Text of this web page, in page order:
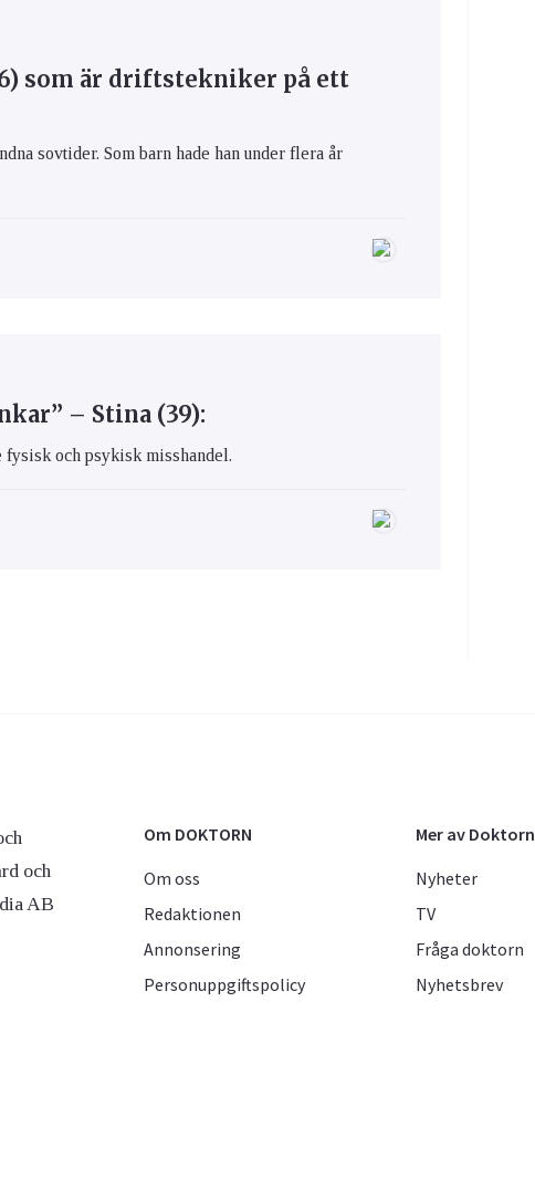
som är driftstekniker på ett
sovtider. Som barn hade han under flera år
– Stina (39):
fysisk och psykisk misshandel.
och
AB
Om DOKTORN
Om oss
Redaktionen
Annonsering
Personuppgiftspolicy
Mer av Doktorn
Nyheter
TV
Fråga doktorn
Nyhetsbrev